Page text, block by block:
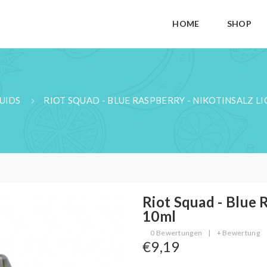
HOME SHOP
RIOT SQUAD - BLUE RASPBERRY - NIKOTINSALZ
Riot Squad - Blue
10ml
0 Bewertungen | + Bewertung
€9,19